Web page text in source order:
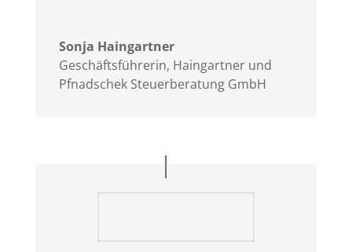
Sonja Haingartner
Geschäftsführerin, Haingartner und
Pfnadschek Steuerberatung GmbH